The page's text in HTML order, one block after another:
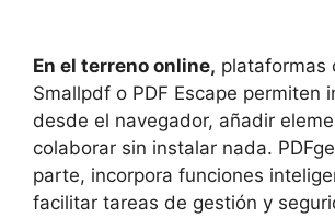
En el terreno online, plataformas
Smallpdf o PDF Escape permiten
desde el navegador, añadir
colaborar sin instalar nada.
parte, incorpora funciones
facilitar tareas de gestión y